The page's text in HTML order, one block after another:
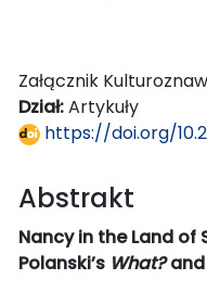
Załącznik
Dział:Artykuły
https://doi.org/
Abstrakt
Nancy in the Land of
Polanski’s What?